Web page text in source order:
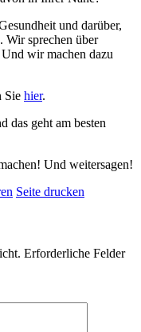
und darüber,
Wir sprechen über
wir machen dazu
Sie hier.
das geht am besten
Und weitersagen!
Seite drucken
Erforderliche Felder